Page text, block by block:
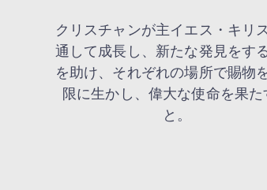
クリスチャンが主イエス・キリ
通して成長し、新たな発見をす
を助け、それぞれの場所で賜物
限に生かし、偉大な使命を果た
と。